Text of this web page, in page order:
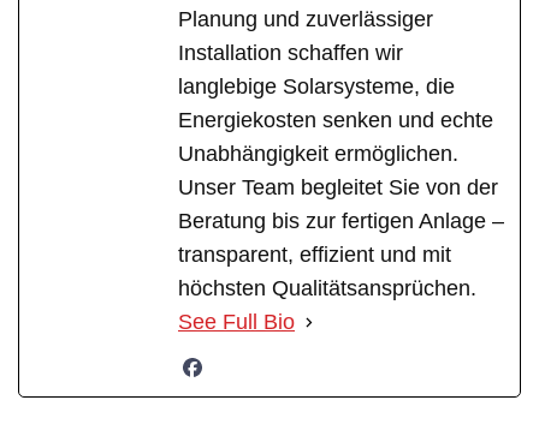
Planung und zuverlässiger
Installation schaffen wir
langlebige Solarsysteme, die
Energiekosten senken und echte
Unabhängigkeit ermöglichen.
Unser Team begleitet Sie von der
Beratung bis zur fertigen Anlage –
transparent, effizient und mit
höchsten Qualitätsansprüchen.
See Full Bio